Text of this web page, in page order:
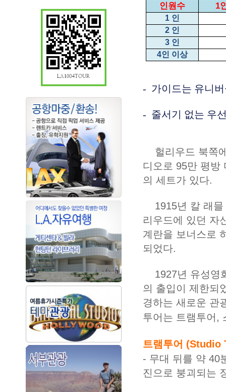
인원수 1
1 인
2 인
3 인
4인 이상
- 가이드는 유니
- 줄서기 없는 우
헐리우드 북쪽
디오로 95만 평방
의 세트가 있다.
1915년 칼 래믈
리우드에 있던 자
계란을 보너스로
되었다.
1927년 유성영
의 출입이 제한되
경하는 새로운 관
투어는 트램투어,
트램투어 (Studio
- 무대 뒤를 약 40
진으로 붕괴되는